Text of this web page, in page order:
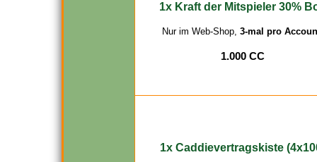
1x Kraft der Mitspieler 30%
Nur im Web-Shop, 3-mal pro
1.000 CC
1x Caddievertragskiste